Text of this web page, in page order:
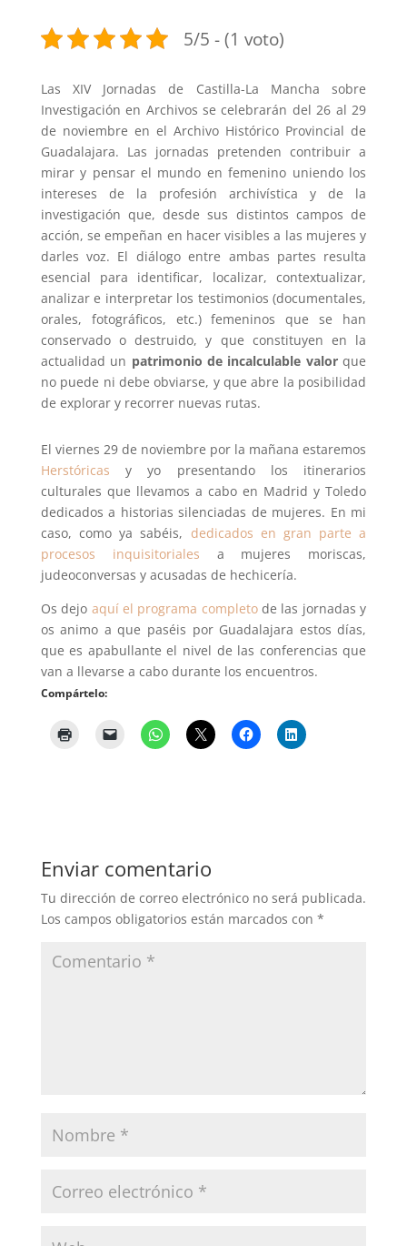
5/5 - (1 voto)
Las XIV Jornadas de Castilla-La Mancha sobre
Investigación en Archivos se celebrarán del 26 al 29
de noviembre en el Archivo Histórico Provincial de
Guadalajara. Las jornadas pretenden contribuir a
mirar y pensar el mundo en femenino uniendo los
intereses de la profesión archivística y de la
investigación que, desde sus distintos campos de
acción, se empeñan en hacer visibles a las mujeres y
darles voz. El diálogo entre ambas partes resulta
esencial para identificar, localizar, contextualizar,
analizar e interpretar los testimonios (documentales,
orales, fotográficos, etc.) femeninos que se han
conservado o destruido, y que constituyen en la
actualidad un patrimonio de incalculable valorque
no puede ni debe obviarse, y que abre la posibilidad
de explorar y recorrer nuevas rutas.
El viernes 29 de noviembre por la mañana estaremos
Herstóricas y yo presentando los itinerarios
culturales que llevamos a cabo en Madrid y Toledo
dedicados a historias silenciadas de mujeres. En mi
caso, como ya sabéis, dedicados en gran parte a
procesos inquisitoriales a mujeres moriscas,
judeoconversas y acusadas de hechicería.
Os dejo aquí el programa completode las jornadas y
os animo a que paséis por Guadalajara estos días,
que es apabullante el nivel de las conferencias que
van a llevarse a cabo durante los encuentros.
Compártelo:
Enviar comentario
Tu dirección de correo electrónico no será publicada.
Los campos obligatorios están marcados con *